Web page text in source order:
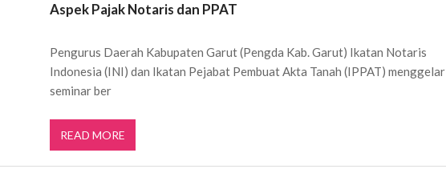
Aspek Pajak Notaris dan PPAT
Pengurus Daerah Kabupaten Garut (Pengda Kab. Garut) Ikatan Notaris
Indonesia (INI) dan Ikatan Pejabat Pembuat Akta Tanah (IPPAT) menggelar
seminar ber
READ MORE